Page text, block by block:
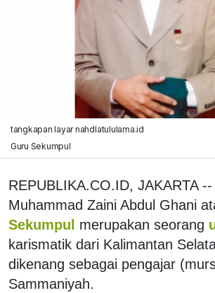
tangkapan layar nahdlatululama.id
Guru Sekumpul
REPUBLIKA.CO.ID, JAKARTA
Muhammad Zaini Abdul Ghani
Sekumpul merupakan seorang
karismatik dari Kalimantan
dikenang sebagai pengajar
Sammaniyah.